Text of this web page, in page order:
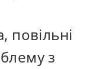
повільні
з